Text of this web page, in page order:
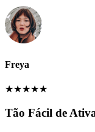
Freya
★★★★★
Tão Fácil de